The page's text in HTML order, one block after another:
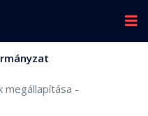
megállapítása -